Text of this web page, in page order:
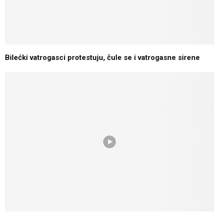
Bilećki vatrogasci protestuju, čule se i vatrogasne sirene